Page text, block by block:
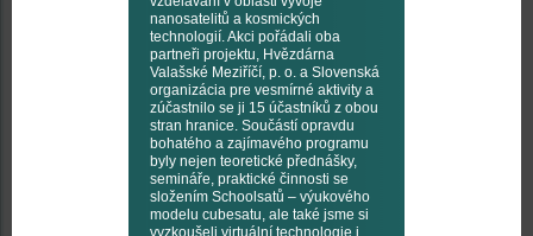
nanosatelitů a kosmických
technologií. Akci pořádali oba
partneři projektu, Hvězdárna
Valašské Meziříčí, p. o. a Slovenská
organizácia pre vesmírné aktivity a
zúčastnilo se ji 15 účastníků z obou
stran hranice. Součástí opravdu
bohatého a zajímavého programu
byly nejen teoretické přednášky,
semináře, praktické činnosti se
složením Schoolsatů – výukového
modelu cubesatu, ale také jsme si
vyzkoušeli virtuální technologie i